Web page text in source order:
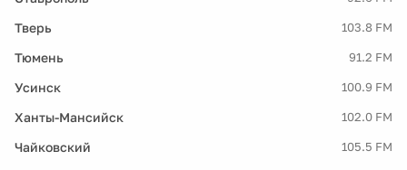
Тверь 103.8 FM
Тюмень 91.2 FM
Усинск 100.9 FM
Ханты-Мансийск 102.0 FM
Чайковский 105.5 FM